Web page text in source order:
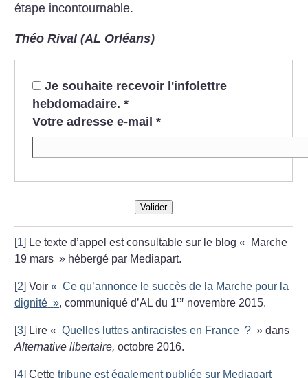
étape incontournable.
Théo Rival (AL Orléans)
Je souhaite recevoir l'infolettre
hebdomadaire. *
Votre adresse e-mail *
Valider
1 Le texte d’appel est consultable sur le blog «
Marche
19 mars » hébergé par Mediapart.
[2 ]Voir« Ce qu’annonce le succès de la Marche pour la
dignité », communiqué d’AL du 1er novembre 2015.
[3 Lire « Quelles luttes antiracistes en France ? » dans
Alternative libertaire, octobre 2016.
[4 ]Cettetribune est également publiée sur Mediapart